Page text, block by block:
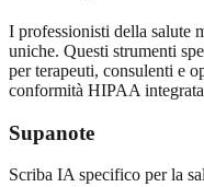
I professionisti della salute
uniche. Questi strumenti
per terapeuti, consulenti e
conformità HIPAA
Supanote
Scriba IA specifico per la